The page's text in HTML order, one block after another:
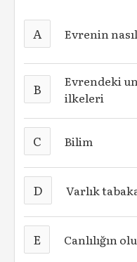
A Evrenin
B
Evrendeki
ilkeleri
C Bilim
D Varlık
E Canlılığın